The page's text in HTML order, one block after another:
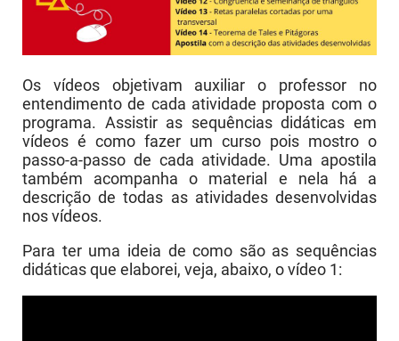
Os vídeos objetivam auxiliar o professor no
entendimento de cada atividade proposta com o
programa. Assistir as sequências didáticas em
vídeos é como fazer um curso pois mostro o
passo-a-passo de cada atividade. Uma apostila
também acompanha o material e nela há a
descrição de todas as atividades desenvolvidas
nos vídeos.
Para ter uma ideia de como são as sequências
didáticas que elaborei, veja, abaixo, o vídeo 1: